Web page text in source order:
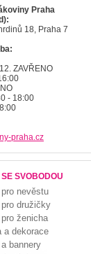
Praha
18, Praha 7
ZAVŘENO
- 18:00
praha.cz
SVOBODOU
nevěstu
pro družičky
ženicha
a dekorace
bannery